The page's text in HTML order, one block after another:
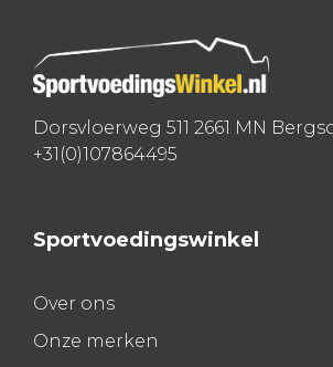
Dorsvloerweg 511 2661 MN
+31(0)107864495
Sportvoedingswinkel
Over ons
Onze merken